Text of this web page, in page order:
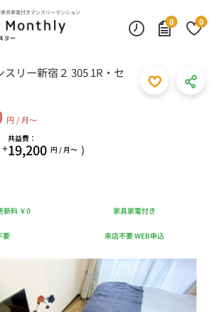
具家電付きマンスリーマンション
0
0
スリー新宿２ 305 1R・セ
円 / 月〜
+
共益費：
19,200 円 / 月〜 )
新料 ￥0 家具家電付き
要 来店不要 WEB申込